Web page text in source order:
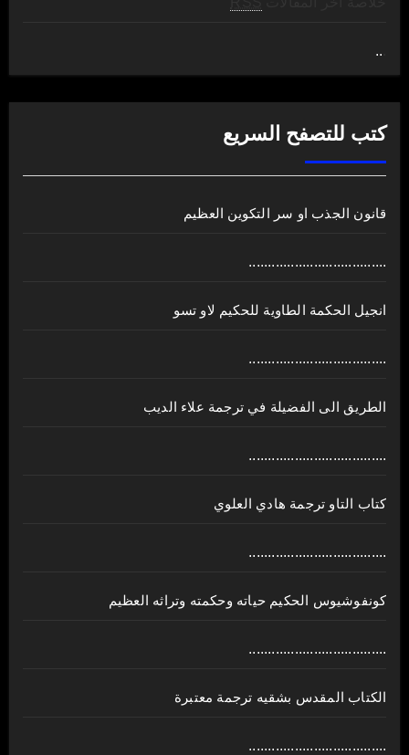
..
كتب للتصفح السريع
قانون الجذب او سر التكوين العظيم
....................................
انجيل الحكمة الطاوية للحكيم لاو تسو
....................................
الطريق الى الفضيلة في ترجمة علاء الديب
....................................
كتاب التاو ترجمة هادي العلوي
....................................
كونفوشيوس الحكيم حياته وحكمته وتراثه العظيم
....................................
الكتاب المقدس بشقيه ترجمة معتبرة
....................................